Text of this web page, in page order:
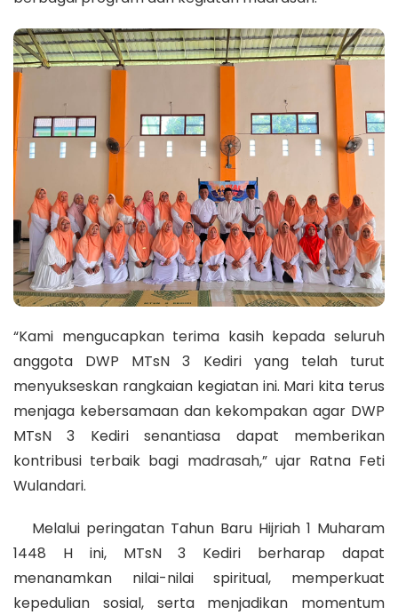
“Kami mengucapkan terima kasih kepada seluruh
anggota DWP MTsN 3 Kediri yang telah turut
menyukseskan rangkaian kegiatan ini. Mari kita terus
menjaga kebersamaan dan kekompakan agar DWP
MTsN 3 Kediri senantiasa dapat memberikan
kontribusi terbaik bagi madrasah,” ujar Ratna Feti
Wulandari.
Melalui peringatan Tahun Baru Hijriah 1 Muharam
1448 H ini, MTsN 3 Kediri berharap dapat
menanamkan nilai-nilai spiritual, memperkuat
kepedulian sosial, serta menjadikan momentum